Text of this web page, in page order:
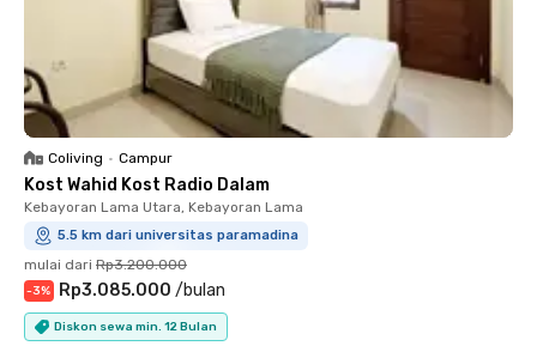
Coliving • Campur
Kost Wahid Kost Radio Dalam
Kebayoran Lama Utara, Kebayoran Lama
5.5 km dari universitas paramadina
mulai dari Rp3.200.000
-3% Rp3.085.000 /bulan
Diskon sewa min. 12 Bulan